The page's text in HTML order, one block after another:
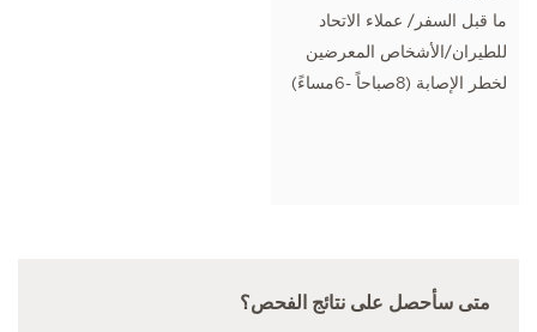
ما قبل السفر/ عملاء الاتحاد
للطيران/الأشخاص المعرضين
لخطر الإصابة (8صباحاً -6مساءً)
متى سأحصل على نتائج الفحص؟